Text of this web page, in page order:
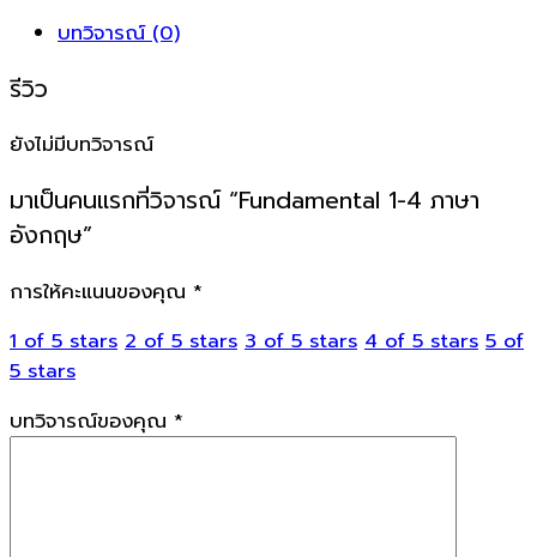
บทวิจารณ์ (0)
รีวิว
ยังไม่มีบทวิจารณ์
มาเป็นคนแรกที่วิจารณ์ “Fundamental 1-4 ภาษา
อังกฤษ”
การให้คะแนนของคุณ *
1 of 5 stars 2 of 5 stars 3 of 5 stars 4 of 5 stars 5 of
5 stars
บทวิจารณ์ของคุณ *